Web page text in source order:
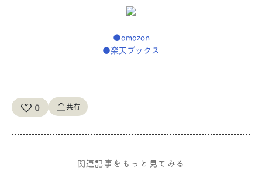
●amazon
●楽天ブックス
0 共有
関連記事をもっと見てみる